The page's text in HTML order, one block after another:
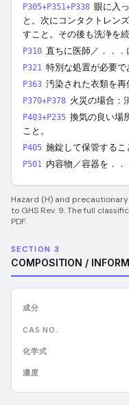
P305+P351+P338 眼に入
と。次にコンタクトレン
すこと。その後も洗浄を続
P310 直ちに医師／．．．
P321 特別な処置が必要で
P363 汚染された衣類を再
P370+P378 火災の場合：
P403+P235 換気の良い場
こと。
P405 施錠して保管するこ
P501 内容物／容器を．．
Hazard (H) and
to GHS Rev. 9. The full
PDF.
SECTION 3
COMPOSITION /